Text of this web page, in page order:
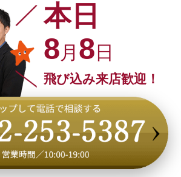
本日
8月 8 日
飛び込み来店歓迎！